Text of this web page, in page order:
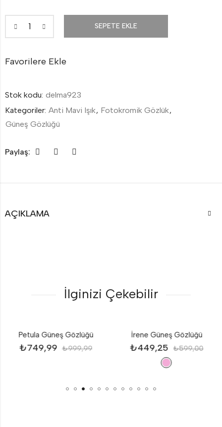
SEPETE EKLE
Favorilere Ekle
Stok kodu: delma923
Kategoriler: Anti Mavi Işık, Fotokromik Gözlük,
Güneş Gözlüğü
Paylaş:
AÇIKLAMA
İlginizi Çekebilir
Petula Güneş Gözlüğü
₺749,99 ₺999,99
İrene Güneş Gözlüğü
₺449,25 ₺599,00